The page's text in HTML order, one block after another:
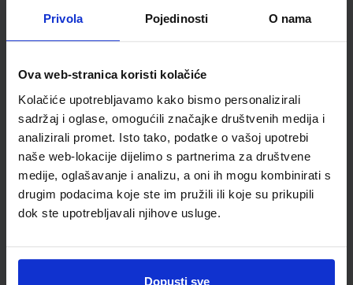
Privola Pojedinosti O nama
Ova web-stranica koristi kolačiće
Kolačiće upotrebljavamo kako bismo personalizirali
sadržaj i oglase, omogućili značajke društvenih medija i
analizirali promet. Isto tako, podatke o vašoj upotrebi
naše web-lokacije dijelimo s partnerima za društvene
medije, oglašavanje i analizu, a oni ih mogu kombinirati s
drugim podacima koje ste im pružili ili koje su prikupili
dok ste upotrebljavali njihove usluge.
Dopusti sve
Prtajin
Školski razred
Nastavni predmet
MATEMATIKA
Reg br min
7060-DOM3